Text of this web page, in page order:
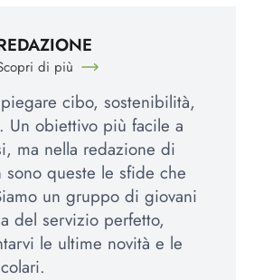
di più
cibo, sostenibilità,
Un obiettivo più facile a
ma nella redazione di
sono queste le sfide che
un gruppo di giovani
del servizio perfetto,
le ultime novità e le